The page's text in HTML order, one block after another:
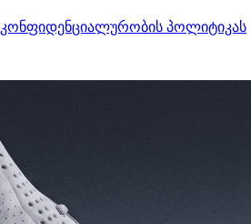
კონფიდენციალურობის პოლიტიკას